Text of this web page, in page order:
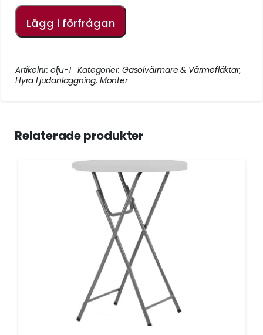
Lägg i förfrågan
Artikelnr: olju-1 Kategorier:Gasolvärmare & Värmefläktar,
Hyra Ljudanläggning, Monter
Relaterade produkter